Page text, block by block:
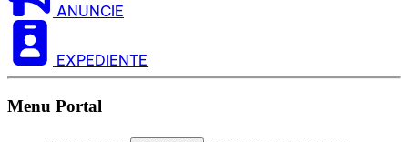
ANUNCIE
EXPEDIENTE
Menu Portal